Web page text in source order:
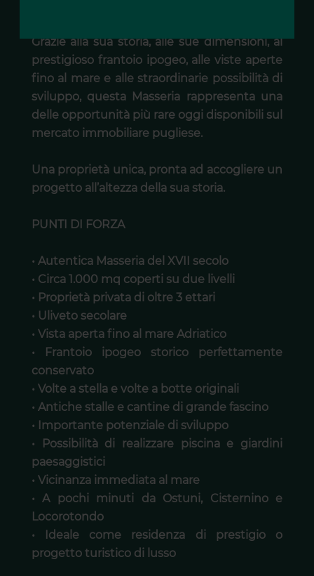
Grazie alla sua storia, alle sue dimensioni, al
prestigioso frantoio ipogeo, alle viste aperte
fino al mare e alle straordinarie possibilità di
sviluppo, questa Masseria rappresenta una
delle opportunità più rare oggi disponibili sul
mercato immobiliare pugliese.
Una proprietà unica, pronta ad accogliere un
progetto all’altezza della sua storia.
PUNTI DI FORZA
• Autentica Masseria del XVII secolo
• Circa 1.000 mq coperti su due livelli
• Proprietà privata di oltre 3 ettari
• Uliveto secolare
• Vista aperta fino al mare Adriatico
• Frantoio ipogeo storico perfettamente
conservato
• Volte a stella e volte a botte originali
• Antiche stalle e cantine di grande fascino
• Importante potenziale di sviluppo
• Possibilità di realizzare piscina e giardini
paesaggistici
• Vicinanza immediata al mare
• A pochi minuti da Ostuni, Cisternino e
Locorotondo
• Ideale come residenza di prestigio o
progetto turistico di lusso